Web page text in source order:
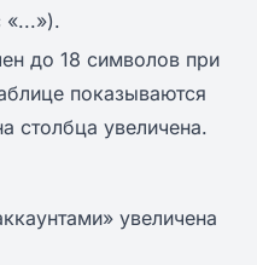
«...»).
до 18 символов при
показываются
столбца увеличена.
увеличена